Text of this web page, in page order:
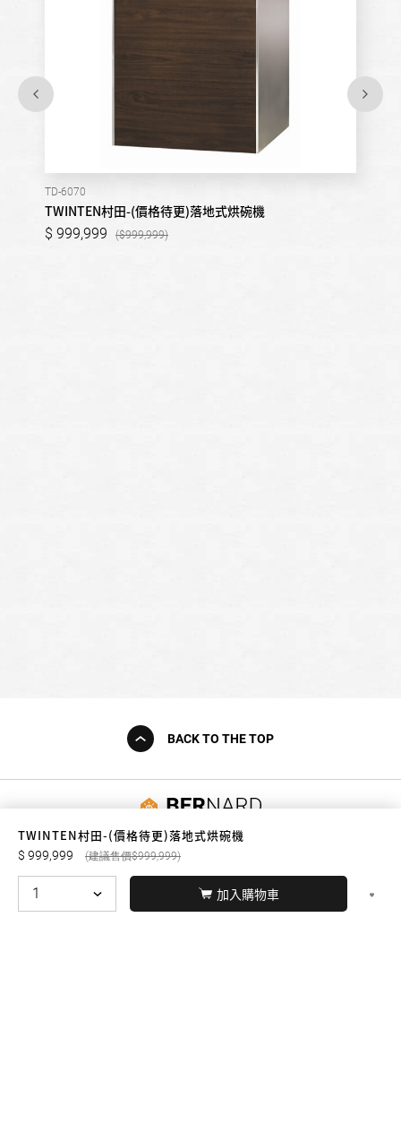
TWINTEN村田-(價格待更)落地式烘碗機
999,999 999,999
加入購物車
TD-6070
TWINTEN村田-(價格待更)落地式烘碗機
999,999 999,999
BACK TO THE TOP
友誠購物
© BERNARD 2021 WEBDESIGN